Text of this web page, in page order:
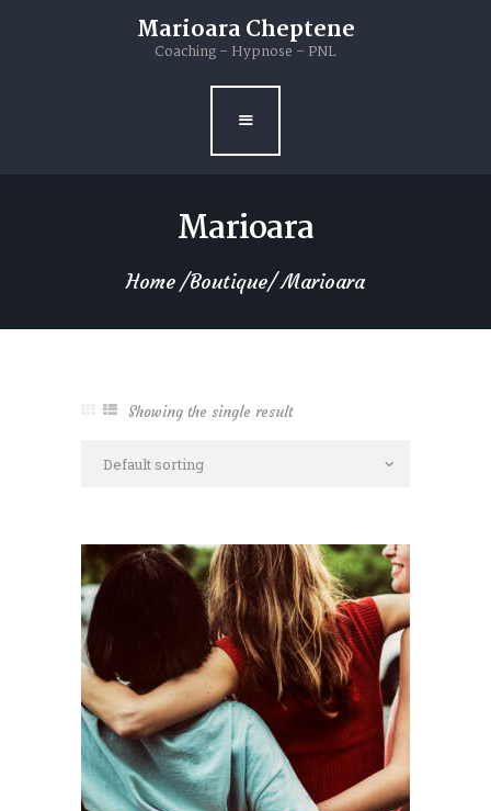
Marioara Cheptene
Coaching – Hypnose – PNL
Marioara
Home Boutique Marioara
Livres
Showing the single result